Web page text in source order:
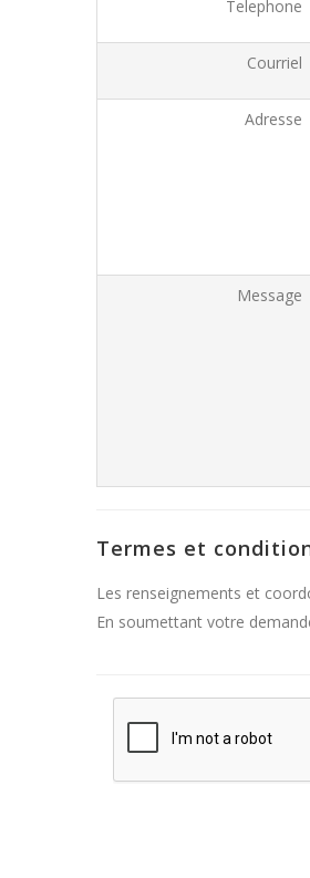
Telephone
Courriel
Adresse
Message
Termes et
Les renseignements et
En soumettant votre